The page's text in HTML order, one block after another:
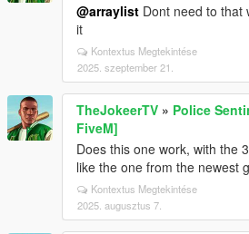
@arraylist Dont need to that
it
Kontextus Megtekintése
2025. szeptember 21.
TheJokeerTV » Police
FiveM]
Does this one work, with the
like the one from the newest
Kontextus Megtekintése
2025. augusztus 7.